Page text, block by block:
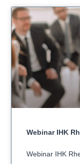
Webinar IHK
Webinar IHK